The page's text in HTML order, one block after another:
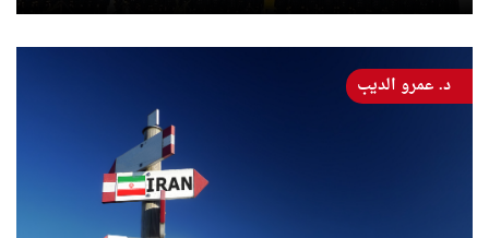
د. عمرو الديب